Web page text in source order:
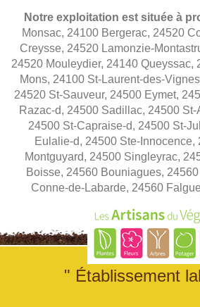
Notre exploitation est située à
Monsac, 24100 Bergerac, 24520
Creysse, 24520 Lamonzie-
24520 Mouleydier, 24140 Queyssac,
Mons, 24100 St-Laurent-des-
24520 St-Sauveur, 24500 Eymet,
Razac-d, 24500 Sadillac, 24500
24500 St-Capraise-d, 24500 St-
Eulalie-d, 24500 Ste-Innocence,
Montguyard, 24500 Singleyrac,
Boisse, 24560 Bouniagues,
Conne-de-Labarde, 24560
" Établissement